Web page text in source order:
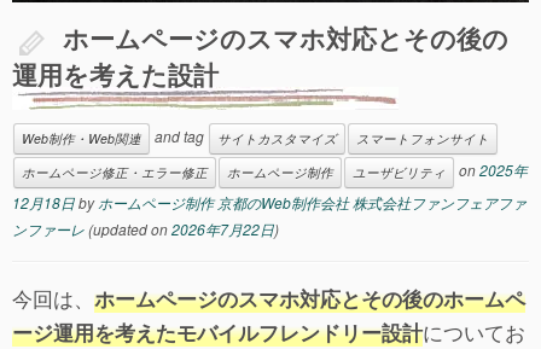
ホームページのスマホ対応とその後の
運用を考えた設計
Web制作・Web関連 and tag サイトカスタマイズ
スマートフォンサイト
ホームページ修正・エラー修正
ホームページ制作 ユーザビリティ on2025年
12月18日byホームページ制作 京都のWeb制作会社 株式会社ファンフェアファ
ンファーレ(updated on2026年7月22日)
今回は、 ホームページのスマホ対応とその後のホームペ
ージ運用を考えたモバイルフレンドリー設計についてお